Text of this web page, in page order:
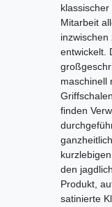
Mitarbeit
entwickelt.
maschinell
finden
den
Produkt,
satinierte